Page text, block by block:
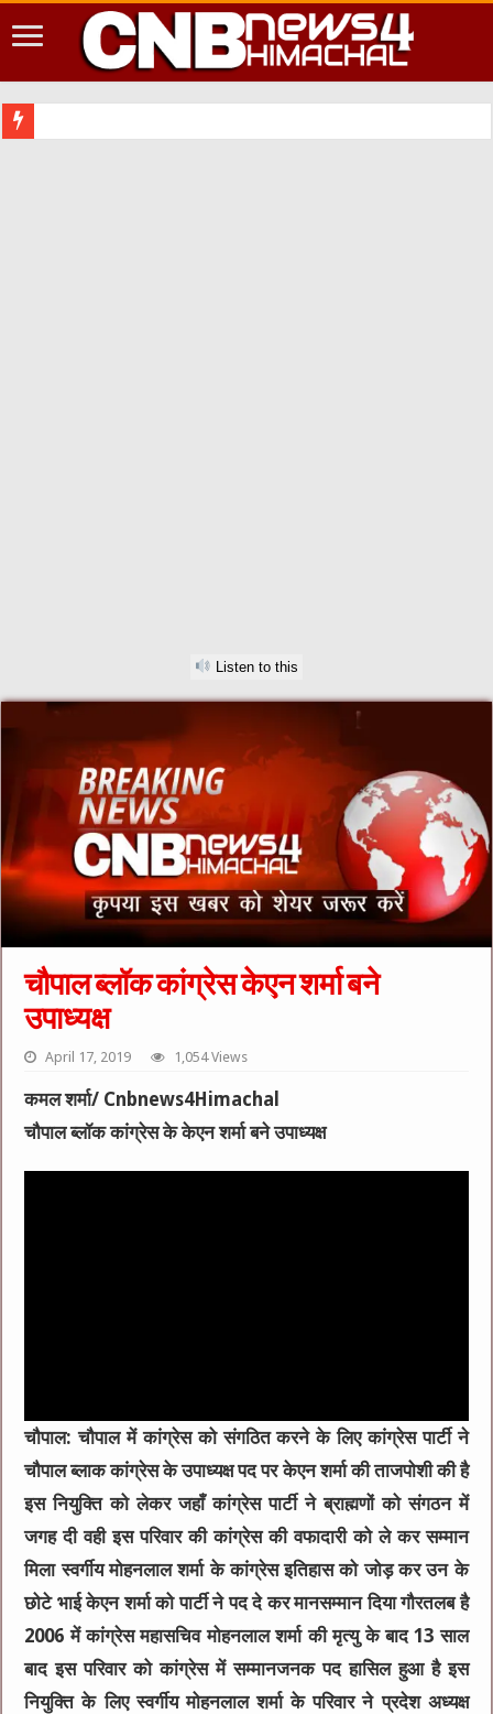
Listen to this
चौपाल ब्लॉक कांग्रेस केएन शर्मा बने
उपाध्यक्ष
April 17, 2019 1,054 Views
कमल शर्मा/ Cnbnews4Himachal
चौपाल ब्लॉक कांग्रेस के केएन शर्मा बने उपाध्यक्ष
चौपाल: चौपाल में कांग्रेस को संगठित करने के लिए कांग्रेस पार्टी ने
चौपाल ब्लाक कांग्रेस के उपाध्यक्ष पद पर केएन शर्मा की ताजपोशी की है
इस नियुक्ति को लेकर जहाँ कांग्रेस पार्टी ने ब्राह्मणों को संगठन में
जगह दी वही इस परिवार की कांग्रेस की वफादारी को ले कर सम्मान
मिला स्वर्गीय मोहनलाल शर्मा के कांग्रेस इतिहास को जोड़ कर उन के
छोटे भाई केएन शर्मा को पार्टी ने पद दे कर मानसम्मान दिया गौरतलब है
2006 में कांग्रेस महासचिव मोहनलाल शर्मा की मृत्यु के बाद 13 साल
बाद इस परिवार को कांग्रेस में सम्मानजनक पद हासिल हुआ है इस
नियुक्ति के लिए स्वर्गीय मोहनलाल शर्मा के परिवार ने प्रदेश अध्यक्ष